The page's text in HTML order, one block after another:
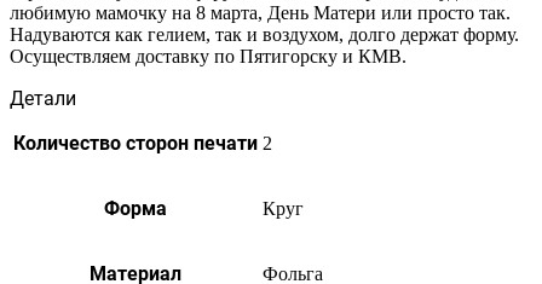
любимую мамочку на 8 марта, День Матери или просто так.
Надуваются как гелием, так и воздухом, долго держат форму.
Осуществляем доставку по Пятигорску и КМВ.
Детали
Количество сторон печати 2
Форма Круг
Материал Фольга